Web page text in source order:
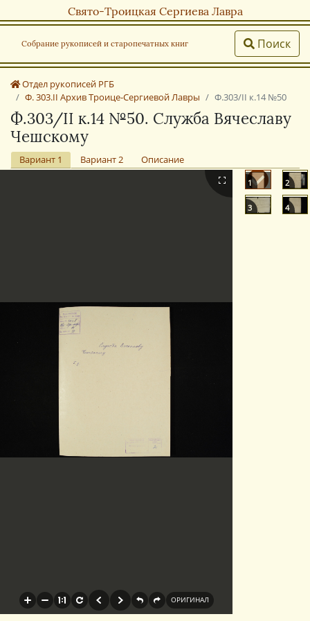
Свято-Троицкая Сергиева Лавра
Собрание рукописей и старопечатных книг Поиск
Отдел рукописей РГБ
Ф. 303.II Архив Троице-Сергиевой Лавры
Ф.303/II к.14 №50
Ф.303/II к.14 №50. Служба Вячеславу
Чешскому
Вариант 1 Вариант 2 Описание
1 2
3 4